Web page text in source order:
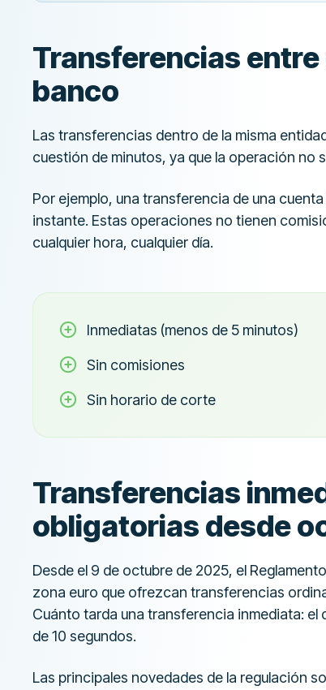
Transferencias
banco
Las transferencias dentro de la misma
cuestión de minutos, ya que la operación no
Por ejemplo, una transferencia de una
instante. Estas operaciones no tienen
cualquier hora, cualquier día.
Inmediatas (menos de 5 minutos)
Sin comisiones
Sin horario de corte
Transferencias
obligatorias desde
Desde el 9 de octubre de 2025, el
zona euro que ofrezcan transferencias
Cuánto tarda una transferencia inmediata: el
de 10 segundos.
Las principales novedades de la regulación